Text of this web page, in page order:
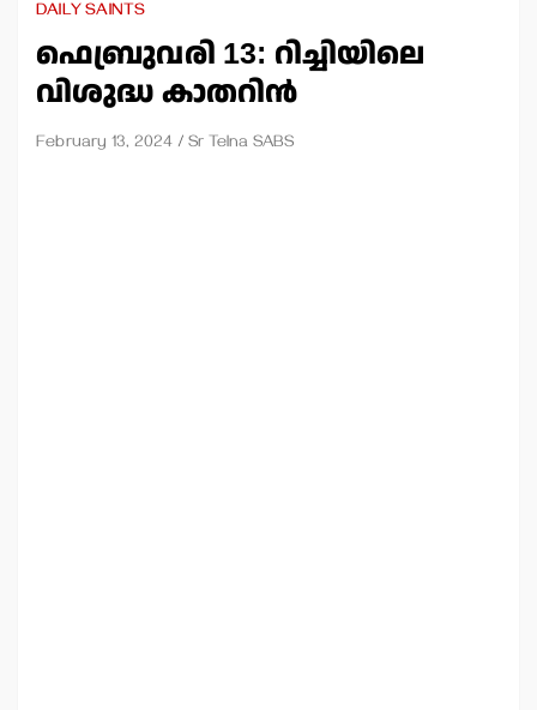
DAILY SAINTS
ഫെബ്രുവരി 13: റിച്ചിയിലെ
വിശുദ്ധ കാതറിന്‍
February 13, 2024 Sr Telna SABS